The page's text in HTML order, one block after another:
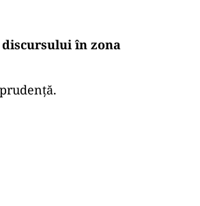
în zona